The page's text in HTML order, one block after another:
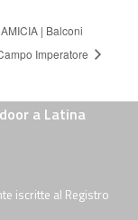
| Balconi
Imperatore
a Latina
iscritte al Registro